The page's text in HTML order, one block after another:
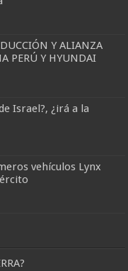
Y ALIANZA
PERÚ Y HYUNDAI
Israel?, ¿irá a la
vehículos Lynx